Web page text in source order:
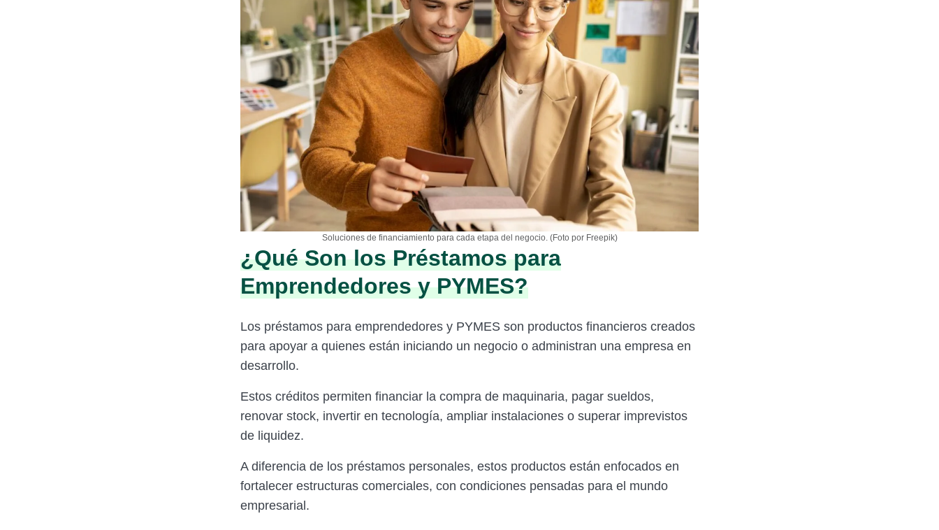
Soluciones de financiamiento para cada etapa del negocio. (Foto por Freepik)
¿Qué Son los Préstamos para
Emprendedores y PYMES?
Los préstamos para emprendedores y PYMES son productos financieros creados
para apoyar a quienes están iniciando un negocio o administran una empresa en
desarrollo.
Estos créditos permiten financiar la compra de maquinaria, pagar sueldos,
renovar stock, invertir en tecnología, ampliar instalaciones o superar imprevistos
de liquidez.
A diferencia de los préstamos personales, estos productos están enfocados en
fortalecer estructuras comerciales, con condiciones pensadas para el mundo
empresarial.